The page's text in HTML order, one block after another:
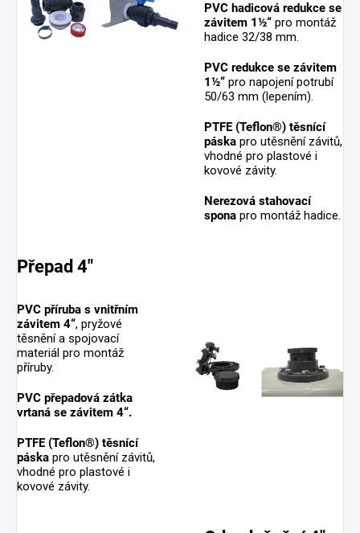
PVC hadicová redukce se
závitem 1½“ pro montáž
hadice 32/38 mm.
PVC redukce se závitem
1½“ pro napojení potrubí
50/63 mm (lepením).
PTFE (Teflon®) těsnící
páska pro utěsnění závitů,
vhodné pro plastové i
kovové závity.
Nerezová stahovací
spona pro montáž hadice.
Přepad 4"
PVC příruba s vnitřním
závitem 4“, pryžové
těsnění a spojovací
materiál pro montáž
příruby.
PVC přepadová zátka
vrtaná se závitem 4“.
PTFE (Teflon®) těsnící
páska pro utěsnění závitů,
vhodné pro plastové i
kovové závity.